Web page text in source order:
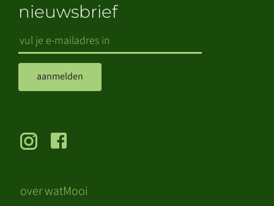
over watMooi
nieuwsbrief
aanmelden